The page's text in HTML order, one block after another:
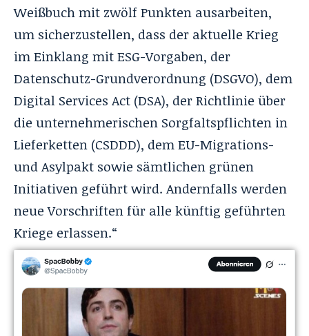
Weißbuch mit zwölf Punkten ausarbeiten,
um sicherzustellen, dass der aktuelle Krieg
im Einklang mit ESG-Vorgaben, der
Datenschutz-Grundverordnung (DSGVO), dem
Digital Services Act (DSA), der Richtlinie über
die unternehmerischen Sorgfaltspflichten in
Lieferketten (CSDDD), dem EU-Migrations-
und Asylpakt sowie sämtlichen grünen
Initiativen geführt wird. Andernfalls werden
neue Vorschriften für alle künftig geführten
Kriege erlassen.“